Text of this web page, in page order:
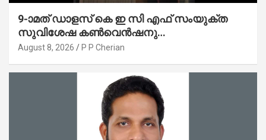
9-ാമത് ഡാളസ് കെ ഇ സി എഫ് സംയുക്ത
സുവിശേഷ കൺവെൻഷനു
പ്രാർത്ഥനാനിർഭരമായ തുടക്കം
August 8, 2026 P P Cherian